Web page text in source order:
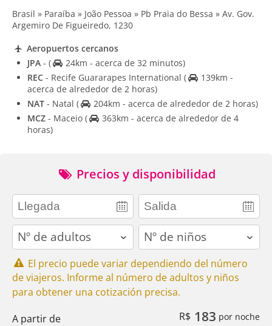
Brasil » Paraíba » João Pessoa » Pb Praia do Bessa » Av. Gov.
Argemiro De Figueiredo, 1230
Aeropuertos cercanos
JPA - (
24km - acerca de 32 minutos)
REC - Recife Guararapes International (
139km -
acerca de alrededor de 2 horas)
NAT - Natal (
204km - acerca de alrededor de 2 horas)
MCZ - Maceio (
363km - acerca de alrededor de 4
horas)
Precios y disponibilidad
adults children
El precio puede variar dependiendo del número
de viajeros. Informe al número de adultos y niños
para obtener una cotización precisa.
A partir de
R$ 183 por noche